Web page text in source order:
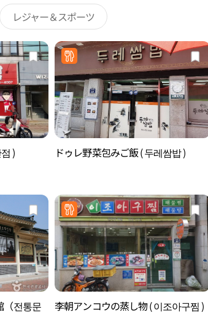
レジャー＆スポーツ
) ドゥレ野菜包みご飯 ( 두레쌈밥 )
（전통문
李朝アンコウの蒸し物 ( 이조아구찜 )